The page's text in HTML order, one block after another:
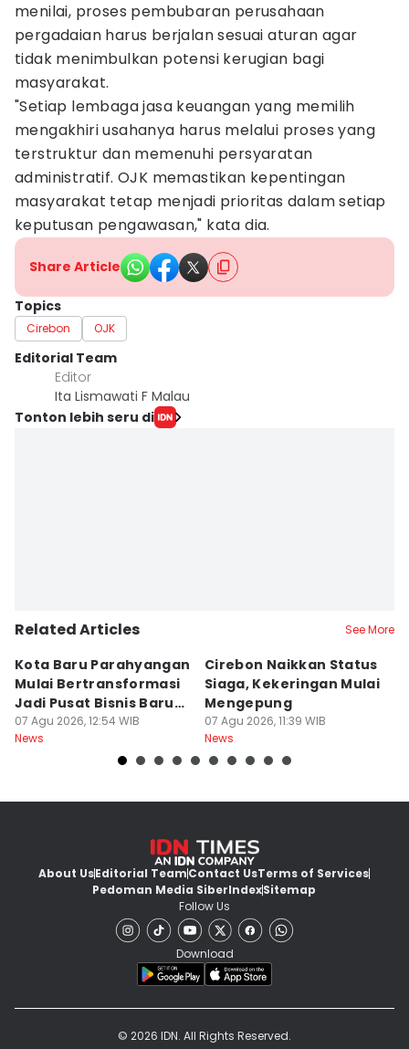
menilai, proses pembubaran perusahaan
pergadaian harus berjalan sesuai aturan agar
tidak menimbulkan potensi kerugian bagi
masyarakat.
"Setiap lembaga jasa keuangan yang memilih
mengakhiri usahanya harus melalui proses yang
terstruktur dan memenuhi persyaratan
administratif. OJK memastikan kepentingan
masyarakat tetap menjadi prioritas dalam setiap
keputusan pengawasan," kata dia.
Share Article
Topics
Cirebon OJK
Editorial Team
Editor
Ita Lismawati F Malau
Tonton lebih seru di
Related Articles See More
Kota Baru Parahyangan
Mulai Bertransformasi
Jadi Pusat Bisnis Baru
KBB
07 Agu 2026, 12:54 WIB
News
Cirebon Naikkan Status
Siaga, Kekeringan Mulai
Mengepung
07 Agu 2026, 11:39 WIB
News
About UsEditorial TeamContact UsTerms of Services
Pedoman Media SiberIndexSitemap
Follow Us
Download
© 2026 IDN. All Rights Reserved.